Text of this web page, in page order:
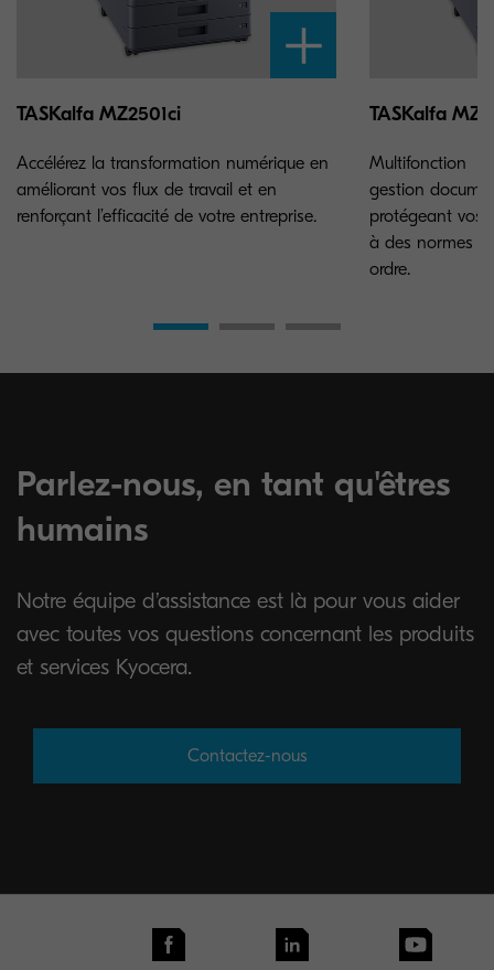
TASKalfa MZ2501ci
Accélérez la transformation numérique en
améliorant vos flux de travail et en
renforçant l’efficacité de votre entreprise.
TASKalfa
Multifonction
gestion
protégeant vos
à des normes
ordre.
Parlez-nous, en tant qu'êtres
humains
Notre équipe d’assistance est là pour vous aider
avec toutes vos questions concernant les produits
et services Kyocera.
Contactez-nous